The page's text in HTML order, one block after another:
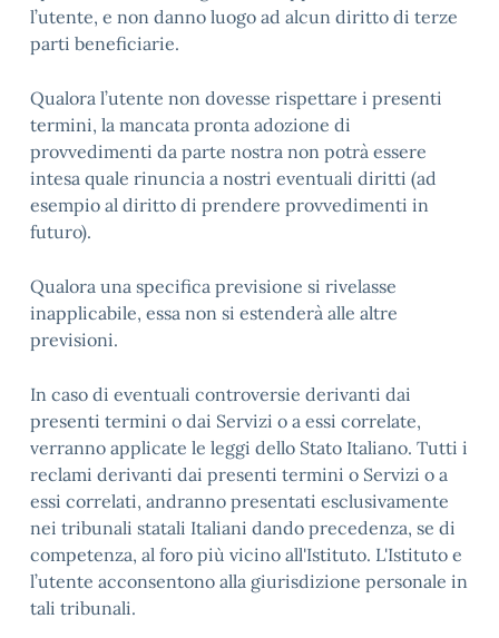
l’utente, e non danno luogo ad alcun diritto di terze
parti beneficiarie.
Qualora l’utente non dovesse rispettare i presenti
termini, la mancata pronta adozione di
provvedimenti da parte nostra non potrà essere
intesa quale rinuncia a nostri eventuali diritti (ad
esempio al diritto di prendere provvedimenti in
futuro).
Qualora una specifica previsione si rivelasse
inapplicabile, essa non si estenderà alle altre
previsioni.
In caso di eventuali controversie derivanti dai
presenti termini o dai Servizi o a essi correlate,
verranno applicate le leggi dello Stato Italiano. Tutti i
reclami derivanti dai presenti termini o Servizi o a
essi correlati, andranno presentati esclusivamente
nei tribunali statali Italiani dando precedenza, se di
competenza, al foro più vicino all'Istituto. L'Istituto e
l’utente acconsentono alla giurisdizione personale in
tali tribunali.